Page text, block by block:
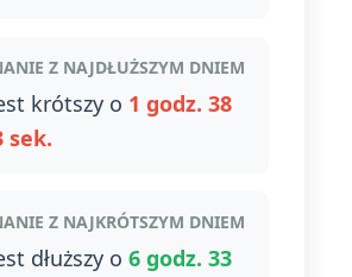
Z NAJDŁUŻSZYM DNIEM
krótszy o 1 godz. 38
sek.
Z NAJKRÓTSZYM DNIEM
dłuższy o 6 godz. 33